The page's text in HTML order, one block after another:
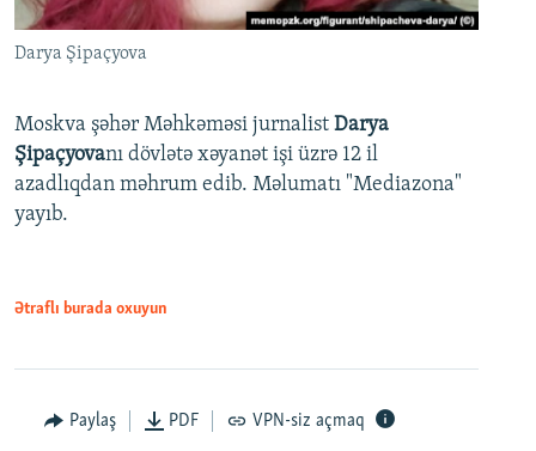
Darya Şipaçyova
Moskva şəhər Məhkəməsi jurnalist Darya
Şipaçyovanı dövlətə xəyanət işi üzrə 12 il
azadlıqdan məhrum edib. Məlumatı "Mediazona"
yayıb.
Ətraflı burada oxuyun
Paylaş PDF VPN-siz açmaq